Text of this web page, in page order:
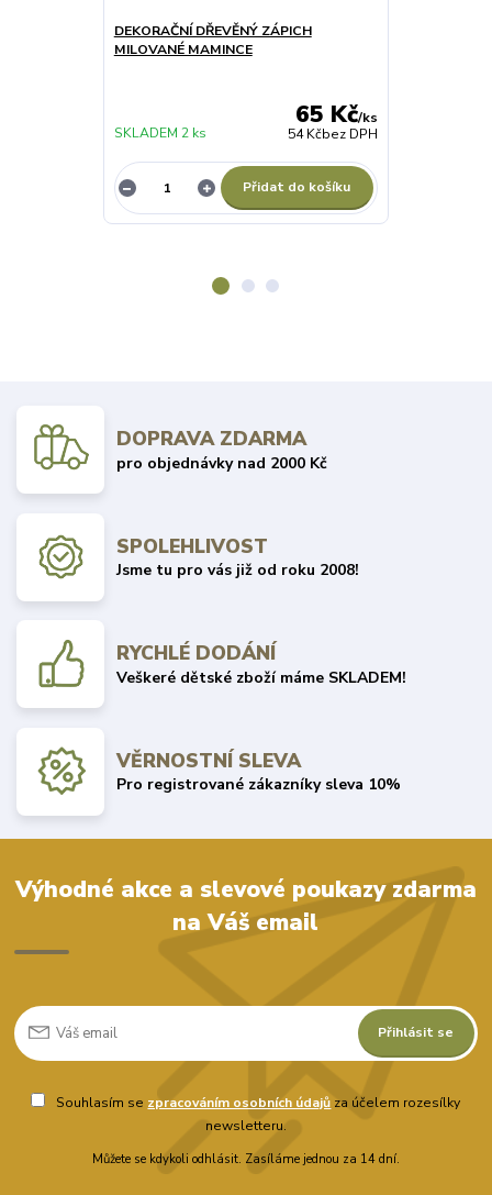
DEKORAČNÍ DŘEVĚNÝ ZÁPICH
MILOVANÉ MAMINCE
65 Kč/ks
54 Kčbez DPH
SKLADEM 2 ks
Přidat do košíku
DOPRAVA ZDARMA
pro objednávky nad 2000 Kč
SPOLEHLIVOST
Jsme tu pro vás již od roku 2008!
RYCHLÉ DODÁNÍ
Veškeré dětské zboží máme SKLADEM!
VĚRNOSTNÍ SLEVA
Pro registrované zákazníky sleva 10%
Výhodné akce a slevové poukazy zdarma
na Váš email
Přihlásit se
Souhlasím se zpracováním osobních údajů za účelem rozesílky
newsletteru.
Můžete se kdykoli odhlásit. Zasíláme jednou za 14 dní.